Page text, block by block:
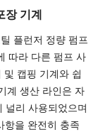
장 기계
플런저 정량 펌프
따라 다른 펌프 사
캡핑 기계와 쉽
계 생산 라인은 자
널리 사용되었으며
을 완전히 충족